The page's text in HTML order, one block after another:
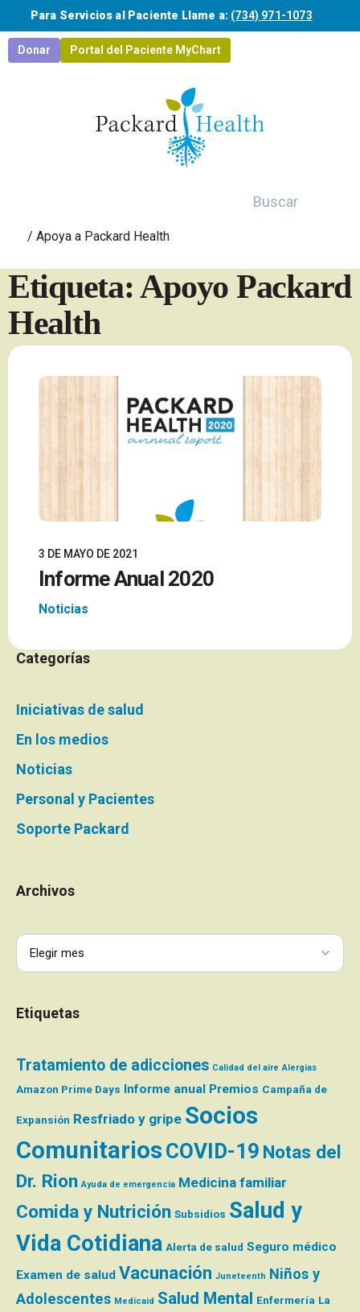
Saltar al contenido principal
Para Servicios al Paciente Llame a: (734) 971-1073
Donar Portal del Paciente MyChart
/ Apoya a Packard Health
Etiqueta: Apoyo Packard
Health
3 DE MAYO DE 2021
Informe Anual 2020
Noticias
Categorías
Iniciativas de salud
En los medios
Noticias
Personal y Pacientes
Soporte Packard
Archivos
Etiquetas
Tratamiento de adicciones Calidad del aire Alergias
Amazon Prime Days Informe anual Premios Campaña de
Expansión Resfriado y gripe Socios
Comunitarios COVID-19 Notas del
Dr. Rion Ayuda de emergencia Medicina familiar
Comida y Nutrición Subsidios Salud y
Vida Cotidiana Alerta de salud Seguro médico
Examen de salud Vacunación Juneteenth Niños y
Adolescentes Medicaid Salud Mental Enfermería La